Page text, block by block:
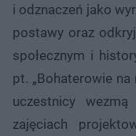
i odznaczeń jako
postawy oraz
społecznym i
pt. „Bohaterowie na
uczestnicy
zajęciach